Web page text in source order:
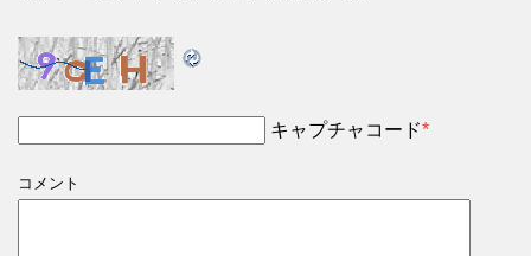
キャプチャコード*
コメント